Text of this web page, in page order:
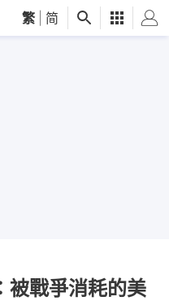
繁 简
被戰爭消耗的美